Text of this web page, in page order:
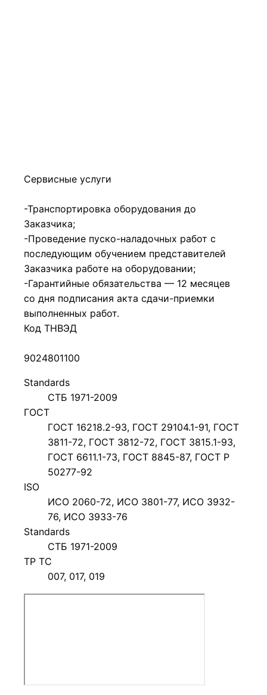
Сервисные услуги
-Транспортировка оборудования до
Заказчика;
-Проведение пуско-наладочных работ с
последующим обучением представителей
Заказчика работе на оборудовании;
-Гарантийные обязательства — 12 месяцев
со дня подписания акта сдачи-приемки
выполненных работ.
Код ТНВЭД
9024801100
Standards
СТБ 1971-2009
ГОСТ
ГОСТ 16218.2-93, ГОСТ 29104.1-91, ГОСТ
3811-72, ГОСТ 3812-72, ГОСТ 3815.1-93,
ГОСТ 6611.1-73, ГОСТ 8845-87, ГОСТ P
50277-92
ISO
ИСО 2060-72, ИСО 3801-77, ИСО 3932-
76, ИСО 3933-76
Standards
СТБ 1971-2009
ТР ТС
007, 017, 019